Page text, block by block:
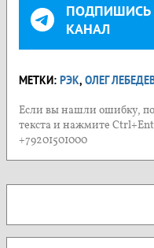
ПОДПИШИСЬ
КАНАЛ
МЕТКИ: РЭК, ОЛЕГ
Если вы нашли ошибку,
текста и нажмите
+79201501000